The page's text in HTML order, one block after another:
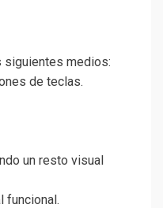
siguientes medios:
de teclas.
un resto visual
funcional.